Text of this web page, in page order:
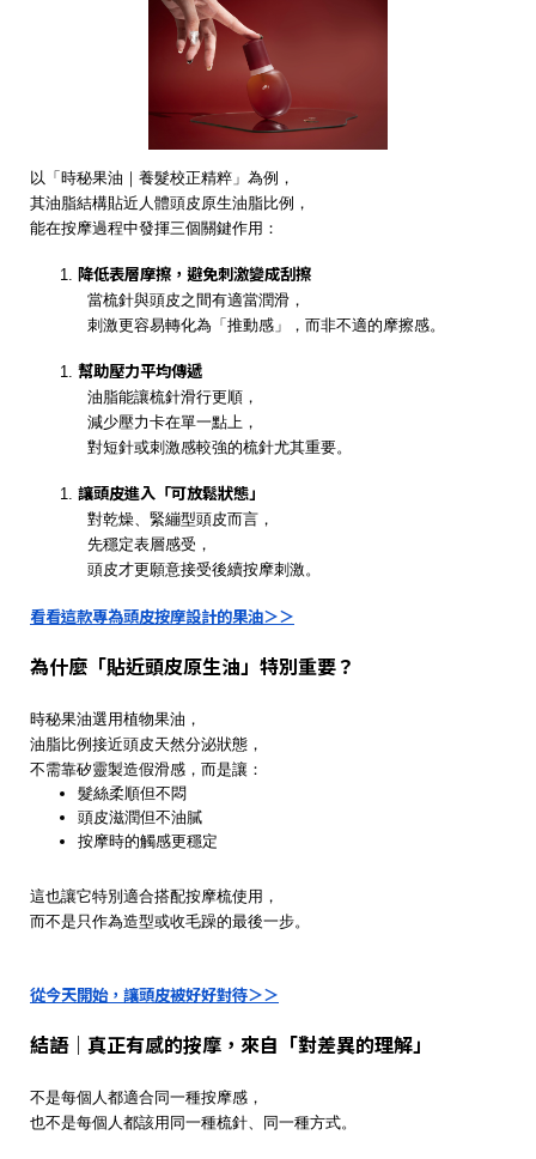
以「時秘果油｜養髮校正精粹」為例，
其油脂結構貼近人體頭皮原生油脂比例，
能在按摩過程中發揮三個關鍵作用：
降低表層摩擦，避免刺激變成刮擦
當梳針與頭皮之間有適當潤滑，
刺激更容易轉化為「推動感」，而非不適的摩擦感。
幫助壓力平均傳遞
油脂能讓梳針滑行更順，
減少壓力卡在單一點上，
對短針或刺激感較強的梳針尤其重要。
讓頭皮進入「可放鬆狀態」
對乾燥、緊繃型頭皮而言，
先穩定表層感受，
頭皮才更願意接受後續按摩刺激。
看看這款專為頭皮按摩設計的果油＞＞
為什麼「貼近頭皮原生油」特別重要？
時秘果油選用植物果油，
油脂比例接近頭皮天然分泌狀態，
不需靠矽靈製造假滑感，而是讓：
髮絲柔順但不悶
頭皮滋潤但不油膩
按摩時的觸感更穩定
這也讓它特別適合搭配按摩梳使用，
而不是只作為造型或收毛躁的最後一步。
從今天開始，讓頭皮被好好對待＞＞
結語｜真正有感的按摩，來自「對差異的理解」
不是每個人都適合同一種按摩感，
也不是每個人都該用同一種梳針、同一種方式。